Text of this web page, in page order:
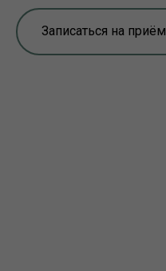
Записаться на приём